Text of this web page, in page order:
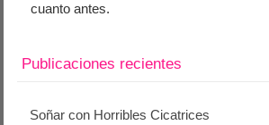
cuanto antes.
Publicaciones recientes
Soñar con Horribles Cicatrices